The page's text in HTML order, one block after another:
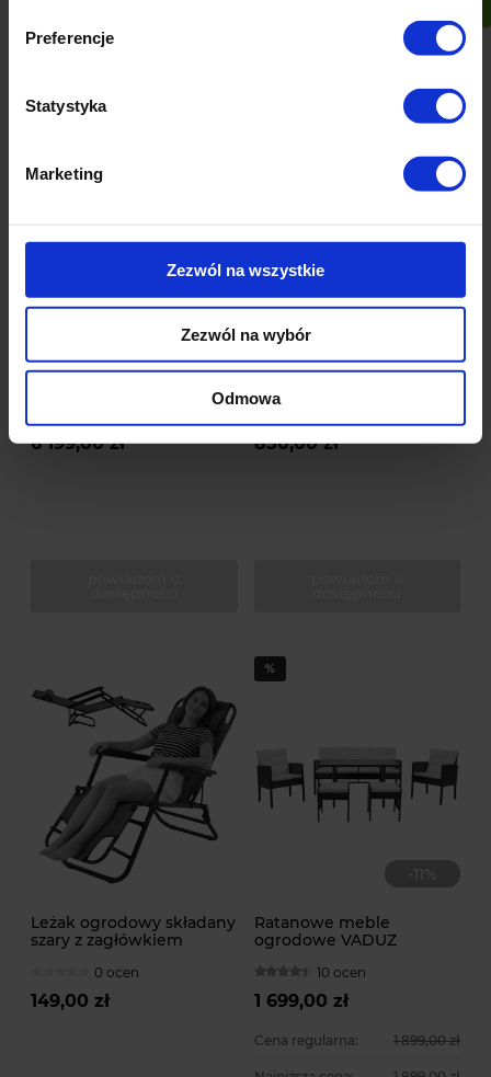
Preferencje
Statystyka
Marketing
Zezwól na wszystkie
Zezwól na wybór
Odmowa
do koszyka
Aluminiowe Meble
fotele stół pufa
6 199,00 zł
Huśtawka - Fotel Bujany z
850,00 zł
Leżak ogrodowy składany
szary z zagłówkiem
0 ocen
149,00 zł
Ratanowe meble
ogrodowe VADUZ
10 ocen
1 699,00 zł
Cena regularna: 1 899,00 zł